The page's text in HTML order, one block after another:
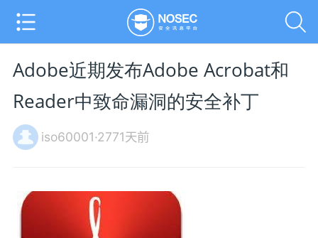
Adobe近期发布Adobe Acrobat和
Reader中致命漏洞的安全补丁
iso60001·2771天前